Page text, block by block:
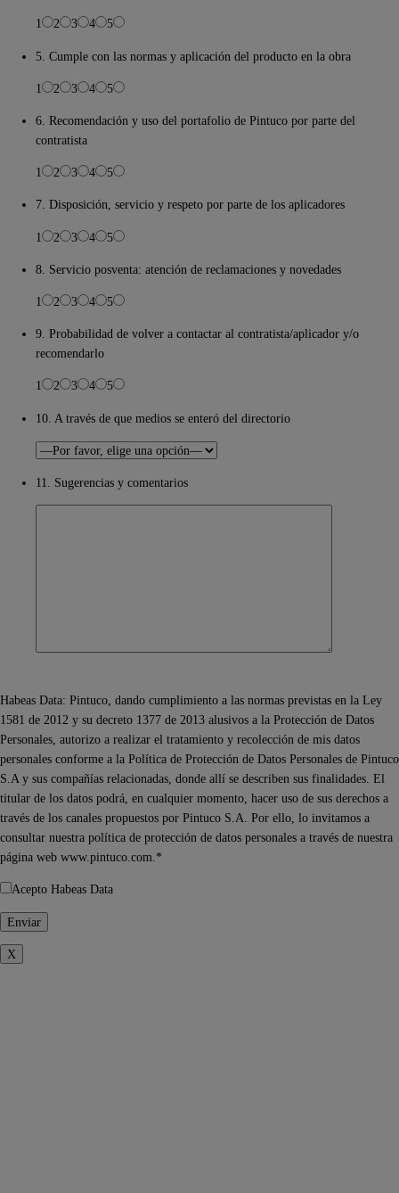
1 2 3 4 5
5. Cumple con las normas y aplicación del producto en la obra
1 2 3 4 5
6. Recomendación y uso del portafolio de Pintuco por parte del
contratista
1 2 3 4 5
7. Disposición, servicio y respeto por parte de los aplicadores
1 2 3 4 5
8. Servicio posventa: atención de reclamaciones y novedades
1 2 3 4 5
9. Probabilidad de volver a contactar al contratista/aplicador y/o
recomendarlo
1 2 3 4 5
10. A través de que medios se enteró del directorio
11. Sugerencias y comentarios
Habeas Data: Pintuco, dando cumplimiento a las normas previstas en la Ley
1581 de 2012 y su decreto 1377 de 2013 alusivos a la Protección de Datos
Personales, autorizo a realizar el tratamiento y recolección de mis datos
personales conforme a la Política de Protección de Datos Personales de Pintuco
S.A y sus compañías relacionadas, donde allí se describen sus finalidades. El
titular de los datos podrá, en cualquier momento, hacer uso de sus derechos a
través de los canales propuestos por Pintuco S.A. Por ello, lo invitamos a
consultar nuestra política de protección de datos personales a través de nuestra
página web www.pintuco.com.*
Acepto Habeas Data
X